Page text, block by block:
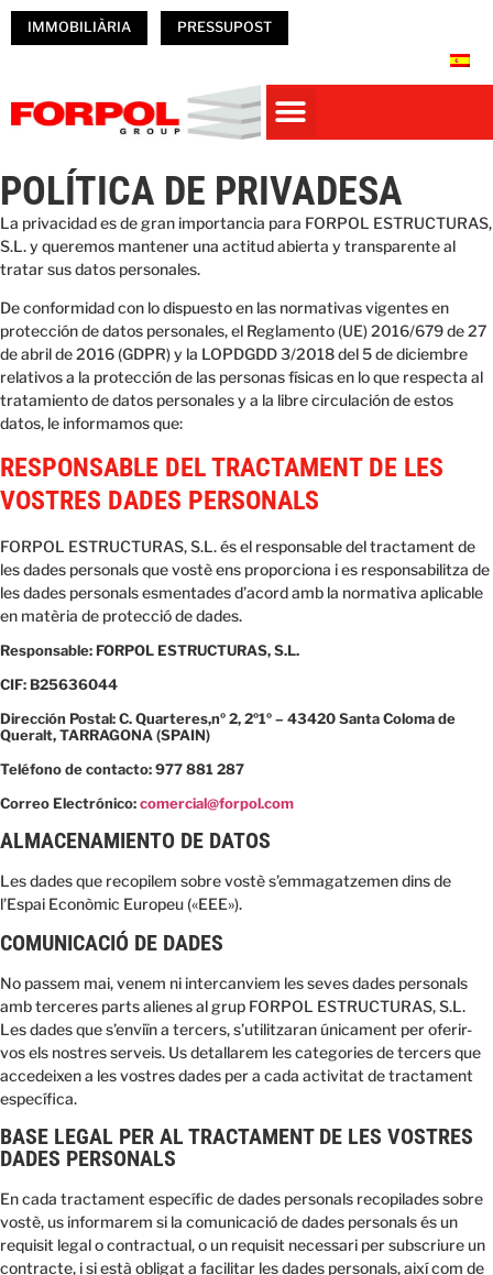
IMMOBILIÀRIA PRESSUPOST
POLÍTICA DE PRIVADESA
La privacidad es de gran importancia para FORPOL ESTRUCTURAS,
S.L. y queremos mantener una actitud abierta y transparente al
tratar sus datos personales.
De conformidad con lo dispuesto en las normativas vigentes en
protección de datos personales, el Reglamento (UE) 2016/679 de 27
de abril de 2016 (GDPR) y la LOPDGDD 3/2018 del 5 de diciembre
relativos a la protección de las personas físicas en lo que respecta al
tratamiento de datos personales y a la libre circulación de estos
datos, le informamos que:
RESPONSABLE DEL TRACTAMENT DE LES
VOSTRES DADES PERSONALS
FORPOL ESTRUCTURAS, S.L. és el responsable del tractament de
les dades personals que vostè ens proporciona i es responsabilitza de
les dades personals esmentades d’acord amb la normativa aplicable
en matèria de protecció de dades.
Responsable: FORPOL ESTRUCTURAS, S.L.
CIF: B25636044
Dirección Postal: C. Quarteres,nº 2, 2º1º – 43420 Santa Coloma de
Queralt, TARRAGONA (SPAIN)
Teléfono de contacto: 977 881 287
Correo Electrónico:comercial@forpol.com
ALMACENAMIENTO DE DATOS
Les dades que recopilem sobre vostè s’emmagatzemen dins de
l’Espai Econòmic Europeu («EEE»).
COMUNICACIÓ DE DADES
No passem mai, venem ni intercanviem les seves dades personals
amb terceres parts alienes al grup FORPOL ESTRUCTURAS, S.L.
Les dades que s’enviïn a tercers, s’utilitzaran únicament per oferir-
vos els nostres serveis. Us detallarem les categories de tercers que
accedeixen a les vostres dades per a cada activitat de tractament
específica.
BASE LEGAL PER AL TRACTAMENT DE LES VOSTRES
DADES PERSONALS
En cada tractament específic de dades personals recopilades sobre
vostè, us informarem si la comunicació de dades personals és un
requisit legal o contractual, o un requisit necessari per subscriure un
contracte, i si està obligat a facilitar les dades personals, així com de